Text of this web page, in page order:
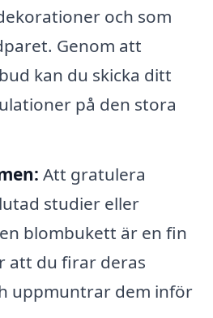
och som
Genom att
kan du skicka ditt
på den stora
Att gratulera
studier eller
blombukett är en fin
att du firar deras
uppmuntrar dem inför